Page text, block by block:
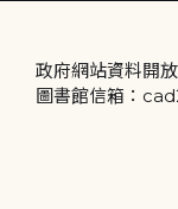
政府網站資料開
圖書館信箱：